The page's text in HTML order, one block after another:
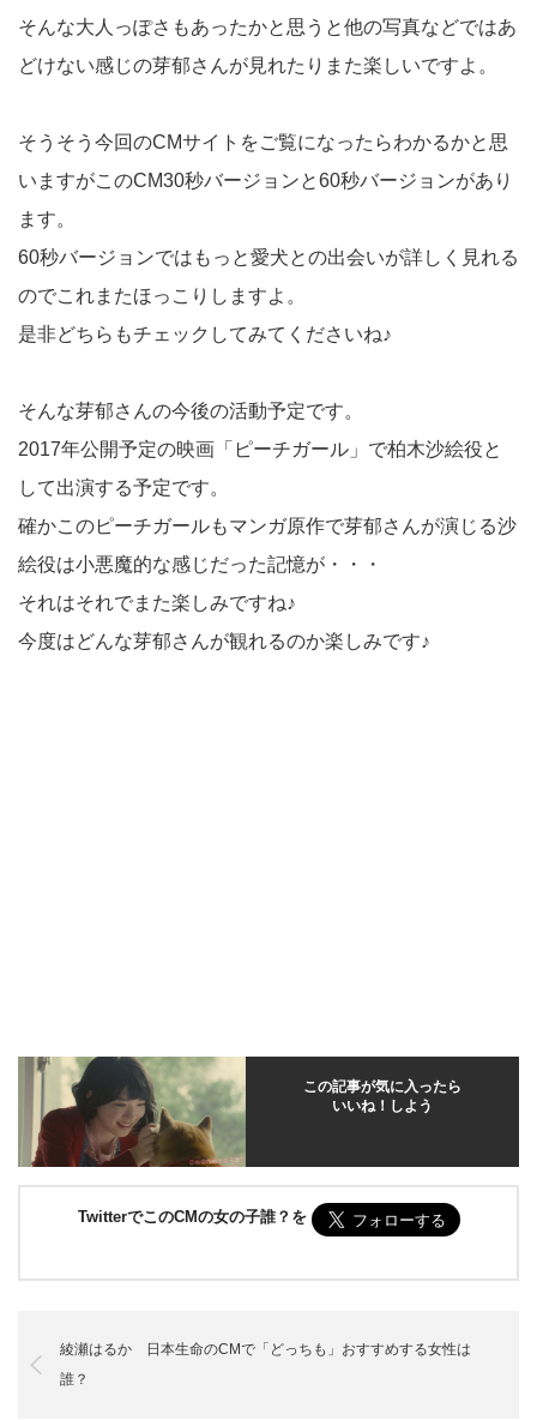
そんな大人っぽさもあったかと思うと他の写真などではあ
どけない感じの芽郁さんが見れたりまた楽しいですよ。
そうそう今回のCMサイトをご覧になったらわかるかと思
いますがこのCM30秒バージョンと60秒バージョンがあり
ます。
60秒バージョンではもっと愛犬との出会いが詳しく見れる
のでこれまたほっこりしますよ。
是非どちらもチェックしてみてくださいね♪
そんな芽郁さんの今後の活動予定です。
2017年公開予定の映画「ピーチガール」で柏木沙絵役と
して出演する予定です。
確かこのピーチガールもマンガ原作で芽郁さんが演じる沙
絵役は小悪魔的な感じだった記憶が・・・
それはそれでまた楽しみですね♪
今度はどんな芽郁さんが観れるのか楽しみです♪
この記事が気に入ったら
いいね！しよう
TwitterでこのCMの女の子誰？を
綾瀬はるか 日本生命のCMで「どっちも」おすすめする女性は
誰？